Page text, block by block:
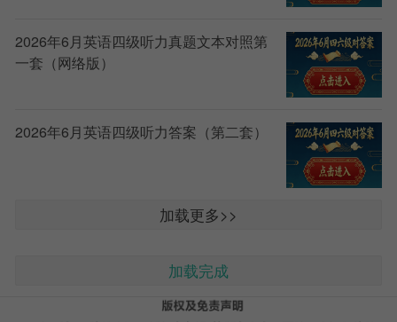
2026年6月英语四级听力真题文本对照第
一套（网络版）
2026年6月英语四级听力答案（第二套）
加载更多>>
加载完成